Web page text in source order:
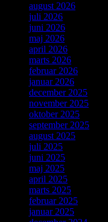
august 2026
juli 2026
juni 2026
maj 2026
april 2026
marts 2026
februar 2026
januar 2026
december 2025
november 2025
oktober 2025
september 2025
august 2025
juli 2025
juni 2025
maj 2025
april 2025
marts 2025
februar 2025
januar 2025